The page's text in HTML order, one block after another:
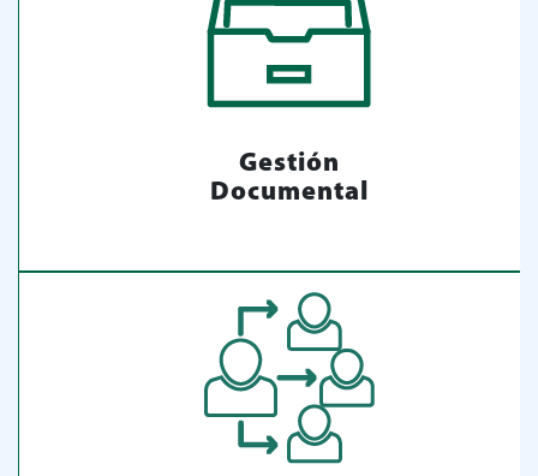
Gestión
Documental